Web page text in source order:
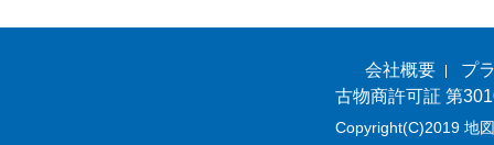
会社概要
プ
古物商許可証 第
Copyright(C)2019 地